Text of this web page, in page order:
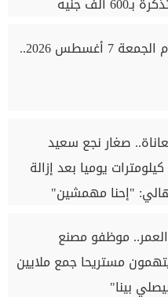
سعر الذهب اليوم الجمعة 7 أغسطس 2026..
صغار نجع سعيد
بدشنا يسيرون 3 كيلومترات يوميا بعد إزالة
"إحنا مهمشين"
موظفو مصنع
يتهمون مستريحا جمع ملايين
بينا"